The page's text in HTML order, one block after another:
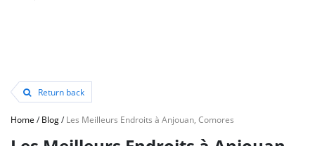
Return back
Home /Blog/Les Meilleurs Endroits à Anjouan, Comores